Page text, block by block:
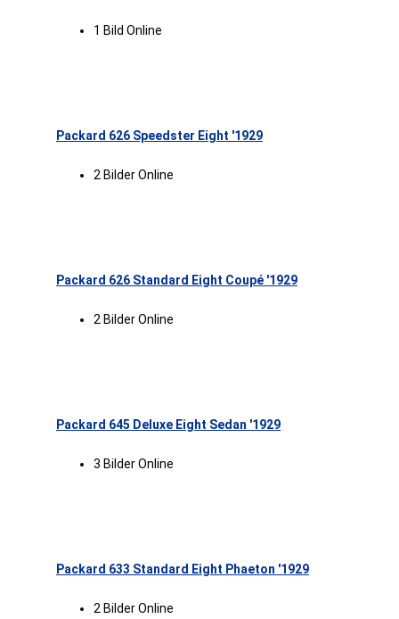
1 Bild Online
Packard 626 Speedster Eight '1929
2 Bilder Online
Packard 626 Standard Eight Coupé '1929
2 Bilder Online
Packard 645 Deluxe Eight Sedan '1929
3 Bilder Online
Packard 633 Standard Eight Phaeton '1929
2 Bilder Online